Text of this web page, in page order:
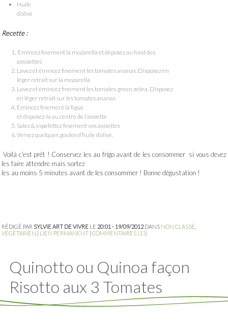
Huile
d’olive
Recette :
Emincez finement la mozarella et déposez au fond des
asssiettes
Lavez et émincez finement les tomates ananas. Disposez en
léger retrait sur la mozarella
Lavez et émincez finement les tomates green zebra. Disposez
en léger retrait sur les tomates ananas
Emincez finement la figue
et disposez-la au centre de l’assiette
Salez & espelettez finement vos assiettes
Versez quelques goutes d’huile d’olive.
Voilà c’est prêt ! Conservez les au frigo avant de les consommer si vous devez
les faire attendre mais sortez
les au moins 5 minutes avant de les consommer ! Bonne dégustation !
RÉDIGÉ PAR SYLVIE ART DE VIVRE LE 20:01 - 19/09/2012DANS NON CLASSÉ
VÉGÉTARIEN
LIEN PERMANENT COMMENTAIRES (13)
Quinotto ou Quinoa façon
Risotto aux 3 Tomates